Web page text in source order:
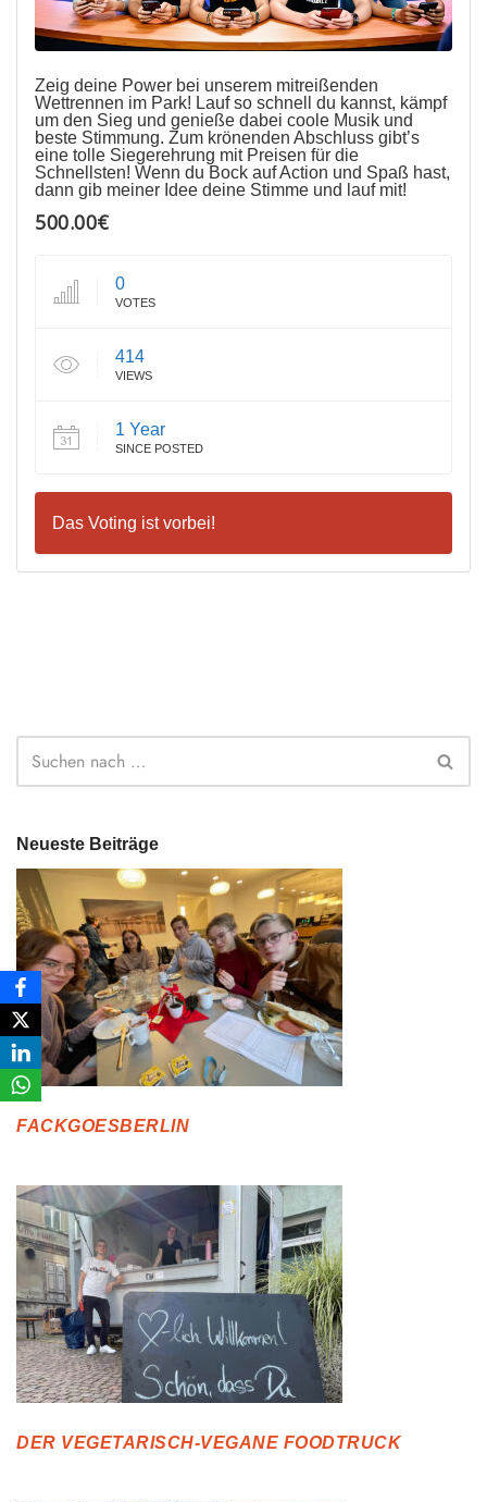
Zeig deine Power bei unserem mitreißenden
Wettrennen im Park! Lauf so schnell du kannst, kämpf
um den Sieg und genieße dabei coole Musik und
beste Stimmung. Zum krönenden Abschluss gibt’s
eine tolle Siegerehrung mit Preisen für die
Schnellsten! Wenn du Bock auf Action und Spaß hast,
dann gib meiner Idee deine Stimme und lauf mit!
500.00€
0
VOTES
414
VIEWS
1 Year
SINCE POSTED
Das Voting ist vorbei!
Neueste Beiträge
FACKGOESBERLIN
DER VEGETARISCH-VEGANE FOODTRUCK